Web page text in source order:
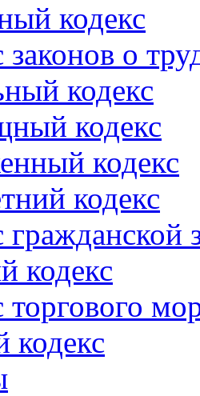
кодекс
законов о
кодекс
кодекс
кодекс
кодекс
гражданской
кодекс
торгового
кодекс